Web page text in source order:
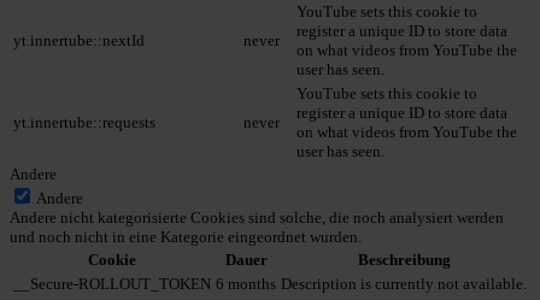
yt.innertube::nextId never
YouTube sets this cookie to
register a unique ID to store data
on what videos from YouTube the
user has seen.
yt.innertube::requests never
YouTube sets this cookie to
register a unique ID to store data
on what videos from YouTube the
user has seen.
Andere
Andere
Andere nicht kategorisierte Cookies sind solche, die noch analysiert werden
und noch nicht in eine Kategorie eingeordnet wurden.
Cookie
Dauer
Beschreibung
__Secure-ROLLOUT_TOKEN 6 months Description is currently not available.